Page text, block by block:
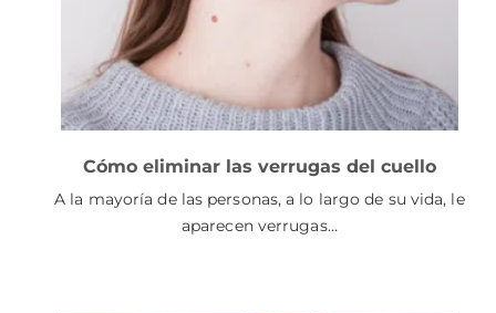
Cómo eliminar las verrugas del cuello
A la mayoría de las personas, a lo largo de su vida, le
aparecen verrugas…